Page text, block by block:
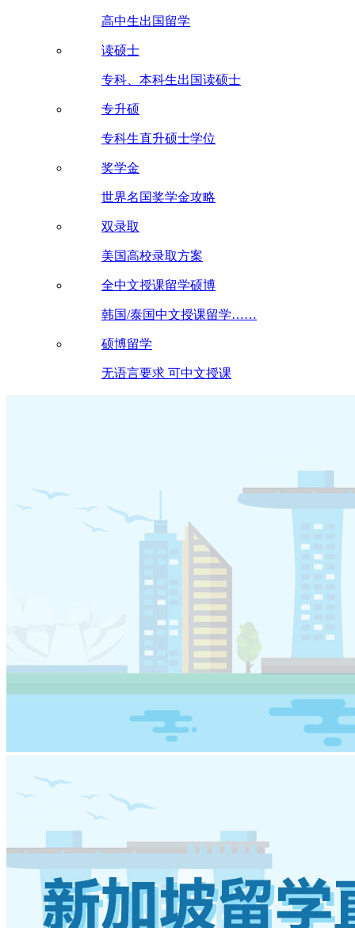
高中生出国留学
读硕士
专科、本科生出国读硕士
专升硕
专科生直升硕士学位
奖学金
世界名国奖学金攻略
双录取
美国高校录取方案
全中文授课留学硕博
韩国/泰国中文授课留学……
硕博留学
无语言要求 可中文授课